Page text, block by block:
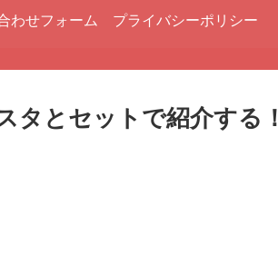
わせフォーム プライバシーポリシー
タとセットで紹介する！